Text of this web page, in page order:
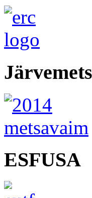
ESFUSA